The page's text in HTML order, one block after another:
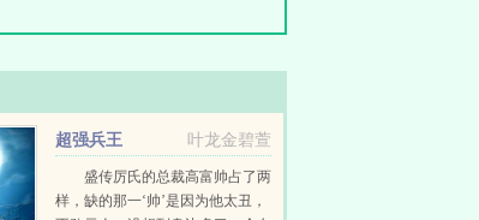
叶龙金碧萱
超强兵王
盛传厉氏的总裁高富帅占了两
样，缺的那一‘帅’是因为他太丑，